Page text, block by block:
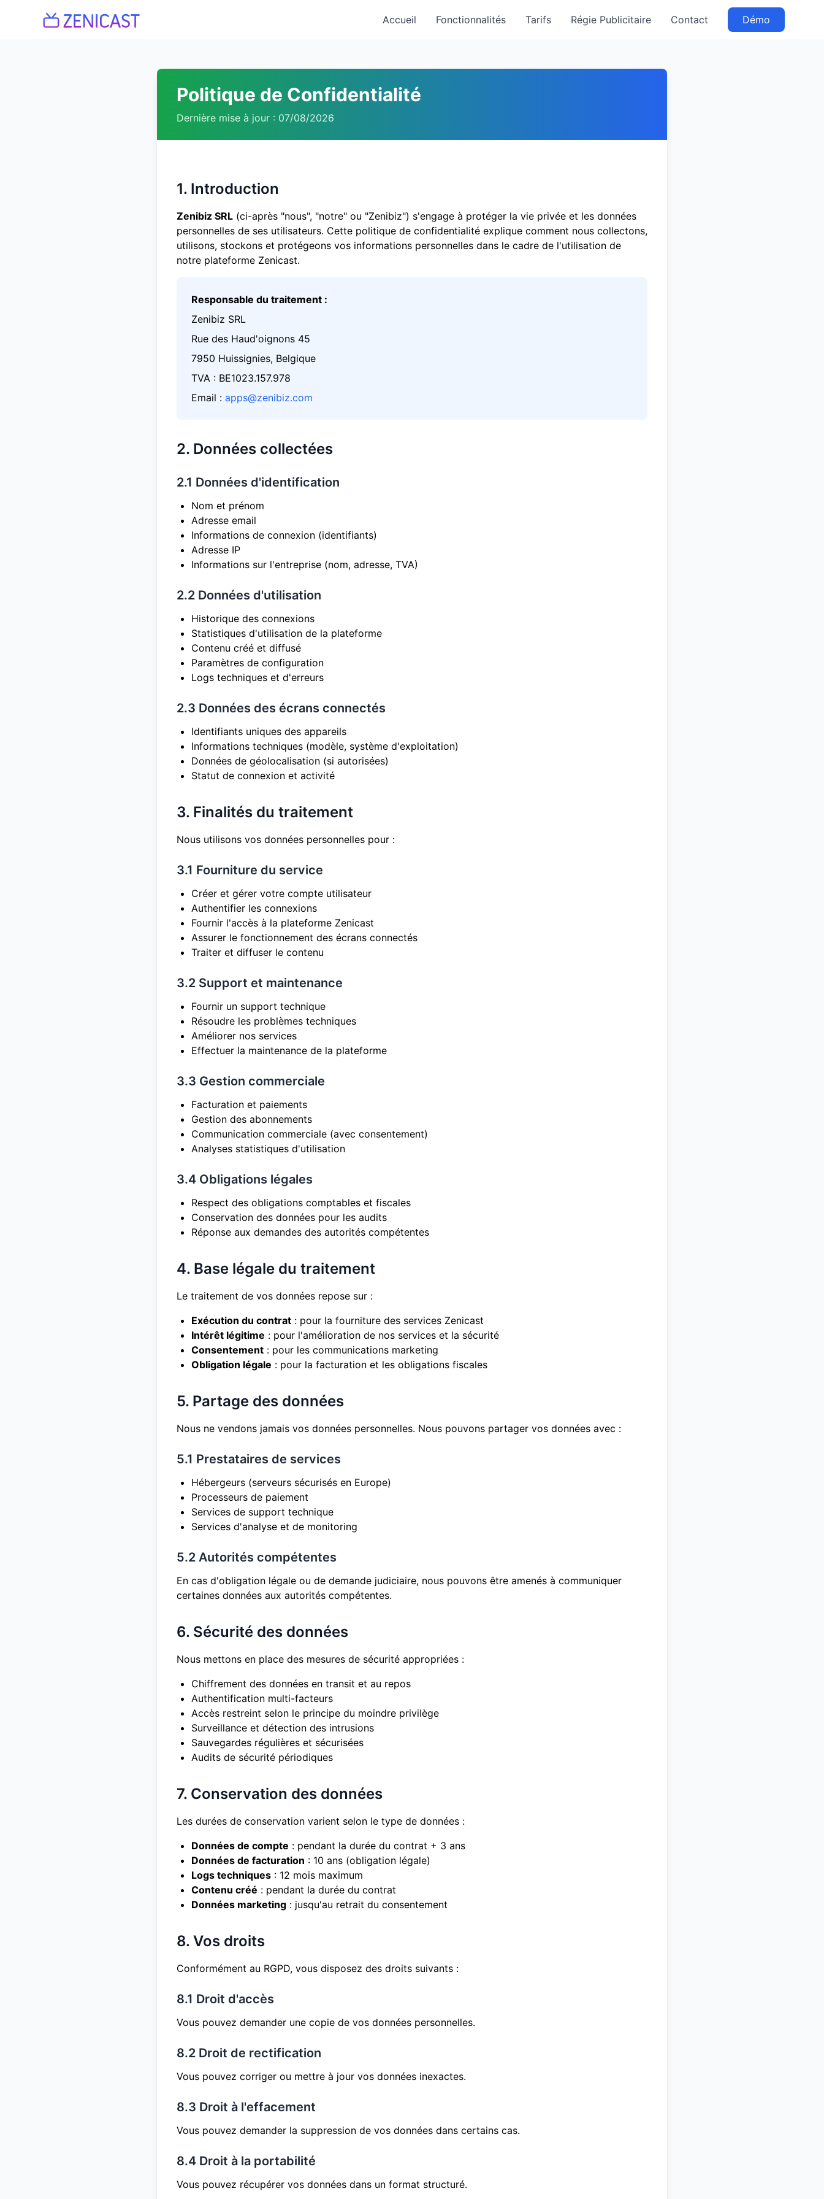
Accueil Fonctionnalités Tarifs Régie Publicitaire Contact Démo
Politique de Confidentialité
Dernière mise à jour : 07/08/2026
1. Introduction
Zenibiz SRL (ci-après "nous", "notre" ou "Zenibiz") s'engage à protéger la vie privée et les données
personnelles de ses utilisateurs. Cette politique de confidentialité explique comment nous collectons,
utilisons, stockons et protégeons vos informations personnelles dans le cadre de l'utilisation de
notre plateforme Zenicast.
Responsable du traitement :
Zenibiz SRL
Rue des Haud'oignons 45
7950 Huissignies, Belgique
TVA : BE1023.157.978
Email : apps@zenibiz.com
2. Données collectées
2.1 Données d'identification
Nom et prénom
Adresse email
Informations de connexion (identifiants)
Adresse IP
Informations sur l'entreprise (nom, adresse, TVA)
2.2 Données d'utilisation
Historique des connexions
Statistiques d'utilisation de la plateforme
Contenu créé et diffusé
Paramètres de configuration
Logs techniques et d'erreurs
2.3 Données des écrans connectés
Identifiants uniques des appareils
Informations techniques (modèle, système d'exploitation)
Données de géolocalisation (si autorisées)
Statut de connexion et activité
3. Finalités du traitement
Nous utilisons vos données personnelles pour :
3.1 Fourniture du service
Créer et gérer votre compte utilisateur
Authentifier les connexions
Fournir l'accès à la plateforme Zenicast
Assurer le fonctionnement des écrans connectés
Traiter et diffuser le contenu
3.2 Support et maintenance
Fournir un support technique
Résoudre les problèmes techniques
Améliorer nos services
Effectuer la maintenance de la plateforme
3.3 Gestion commerciale
Facturation et paiements
Gestion des abonnements
Communication commerciale (avec consentement)
Analyses statistiques d'utilisation
3.4 Obligations légales
Respect des obligations comptables et fiscales
Conservation des données pour les audits
Réponse aux demandes des autorités compétentes
4. Base légale du traitement
Le traitement de vos données repose sur :
Exécution du contrat : pour la fourniture des services Zenicast
Intérêt légitime : pour l'amélioration de nos services et la sécurité
Consentement : pour les communications marketing
Obligation légale : pour la facturation et les obligations fiscales
5. Partage des données
Nous ne vendons jamais vos données personnelles. Nous pouvons partager vos données avec :
5.1 Prestataires de services
Hébergeurs (serveurs sécurisés en Europe)
Processeurs de paiement
Services de support technique
Services d'analyse et de monitoring
5.2 Autorités compétentes
En cas d'obligation légale ou de demande judiciaire, nous pouvons être amenés à communiquer
certaines données aux autorités compétentes.
6. Sécurité des données
Nous mettons en place des mesures de sécurité appropriées :
Chiffrement des données en transit et au repos
Authentification multi-facteurs
Accès restreint selon le principe du moindre privilège
Surveillance et détection des intrusions
Sauvegardes régulières et sécurisées
Audits de sécurité périodiques
7. Conservation des données
Les durées de conservation varient selon le type de données :
Données de compte : pendant la durée du contrat + 3 ans
Données de facturation : 10 ans (obligation légale)
Logs techniques : 12 mois maximum
Contenu créé : pendant la durée du contrat
Données marketing : jusqu'au retrait du consentement
8. Vos droits
Conformément au RGPD, vous disposez des droits suivants :
8.1 Droit d'accès
Vous pouvez demander une copie de vos données personnelles.
8.2 Droit de rectification
Vous pouvez corriger ou mettre à jour vos données inexactes.
8.3 Droit à l'effacement
Vous pouvez demander la suppression de vos données dans certains cas.
8.4 Droit à la portabilité
Vous pouvez récupérer vos données dans un format structuré.